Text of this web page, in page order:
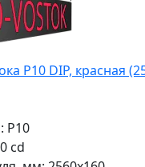
Р10 DIP, красная
P10
cd